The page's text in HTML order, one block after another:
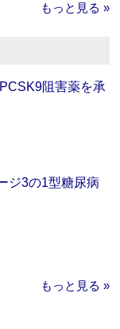
もっと見る »
阻害薬を承
ジ3の1型糖尿病
もっと見る »